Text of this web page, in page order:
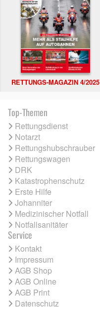
RETTUNGS-MAGAZIN 4/2025
Top-Themen
Rettungsdienst
Notarzt
Rettungshubschrauber
Rettungswagen
DRK
Katastrophenschutz
Erste Hilfe
Johanniter
Medizinischer Notfall
Notfallsanitäter
Service
Kontakt
Impressum
AGB Shop
AGB Online
AGB Print
Datenschutz